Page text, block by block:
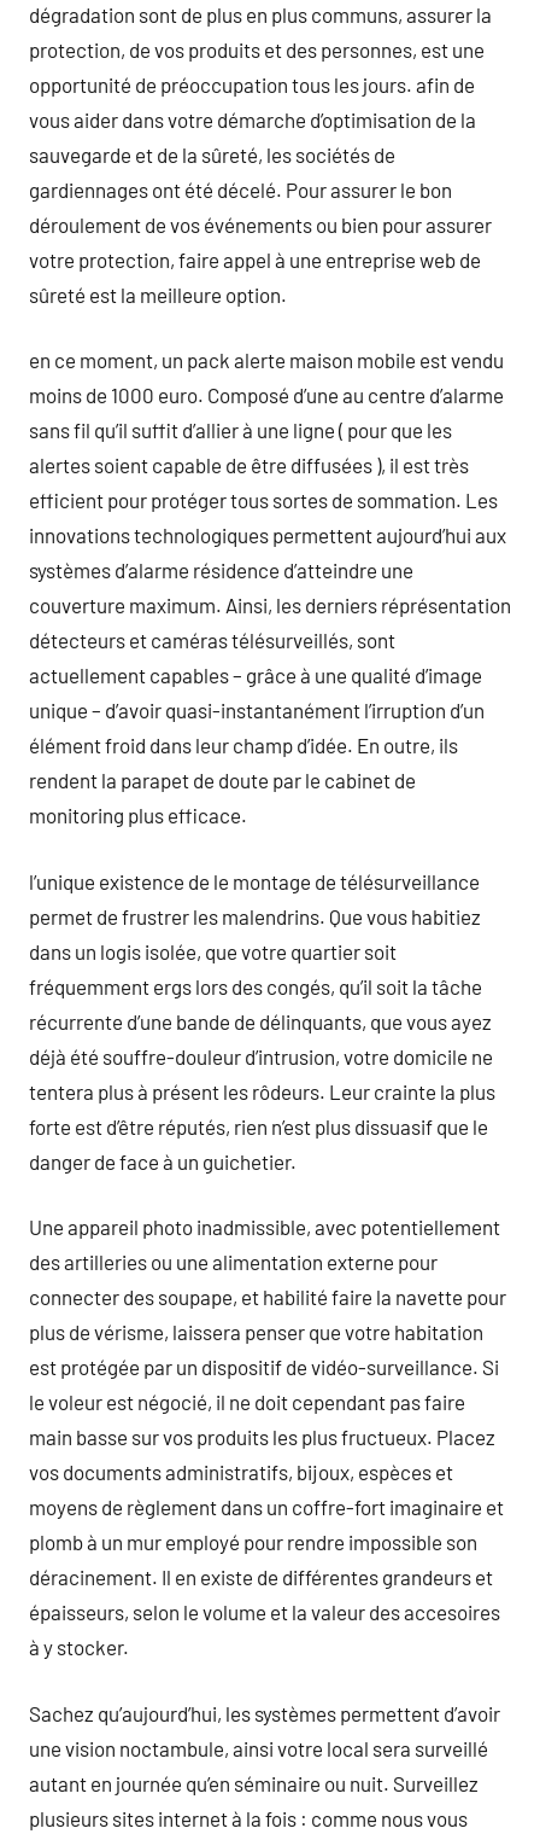
dégradation sont de plus en plus communs, assurer la
protection, de vos produits et des personnes, est une
opportunité de préoccupation tous les jours. afin de
vous aider dans votre démarche d’optimisation de la
sauvegarde et de la sûreté, les sociétés de
gardiennages ont été décelé. Pour assurer le bon
déroulement de vos événements ou bien pour assurer
votre protection, faire appel à une entreprise web de
sûreté est la meilleure option.
en ce moment, un pack alerte maison mobile est vendu
moins de 1000 euro. Composé d’une au centre d’alarme
sans fil qu’il suffit d’allier à une ligne ( pour que les
alertes soient capable de être diffusées ), il est très
efficient pour protéger tous sortes de sommation. Les
innovations technologiques permettent aujourd’hui aux
systèmes d’alarme résidence d’atteindre une
couverture maximum. Ainsi, les derniers réprésentation
détecteurs et caméras télésurveillés, sont
actuellement capables – grâce à une qualité d’image
unique – d’avoir quasi-instantanément l’irruption d’un
élément froid dans leur champ d’idée. En outre, ils
rendent la parapet de doute par le cabinet de
monitoring plus efficace.
l’unique existence de le montage de télésurveillance
permet de frustrer les malendrins. Que vous habitiez
dans un logis isolée, que votre quartier soit
fréquemment ergs lors des congés, qu’il soit la tâche
récurrente d’une bande de délinquants, que vous ayez
déjà été souffre-douleur d’intrusion, votre domicile ne
tentera plus à présent les rôdeurs. Leur crainte la plus
forte est d’être réputés, rien n’est plus dissuasif que le
danger de face à un guichetier.
Une appareil photo inadmissible, avec potentiellement
des artilleries ou une alimentation externe pour
connecter des soupape, et habilité faire la navette pour
plus de vérisme, laissera penser que votre habitation
est protégée par un dispositif de vidéo-surveillance. Si
le voleur est négocié, il ne doit cependant pas faire
main basse sur vos produits les plus fructueux. Placez
vos documents administratifs, bijoux, espèces et
moyens de règlement dans un coffre-fort imaginaire et
plomb à un mur employé pour rendre impossible son
déracinement. Il en existe de différentes grandeurs et
épaisseurs, selon le volume et la valeur des accesoires
à y stocker.
Sachez qu’aujourd’hui, les systèmes permettent d’avoir
une vision noctambule, ainsi votre local sera surveillé
autant en journée qu’en séminaire ou nuit. Surveillez
plusieurs sites internet à la fois : comme nous vous